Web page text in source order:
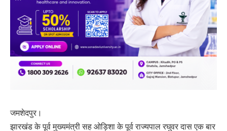
जमशेदपुर।
झारखंड के पूर्व मुख्यमंत्री सह ओड़िशा के पूर्व राज्यपाल रघुवर दास एक बार